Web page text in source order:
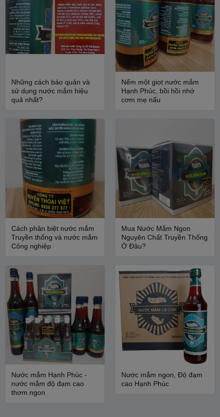
Những cách bảo quản và
sử dụng nước mắm hiệu
quả nhất?
Nếm một giọt nước mắm
Hạnh Phúc, bồi hồi nhớ
cơm mẹ nấu
Cách phân biệt nước mắm
Truyền thống và nước mắm
Công nghiệp
Mua Nước Mắm Ngon
Nguyên Chất Truyền Thống
Ở Đâu?
Nước mắm Hạnh Phúc -
nước mắm độ đạm cao
thơm ngon
Nước mắm ngon, Độ đạm
cao Hạnh Phúc